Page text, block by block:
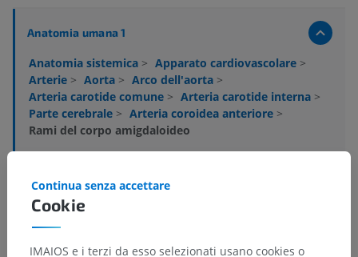
Anatomia umana 1
Anatomia sistemica > Apparato cardiovascolare >
Arterie > Aorta > Arco dell'aorta >
Arteria carotide comune > Arteria carotide interna >
Parte cerebrale > Arteria coroidea anteriore >
Rami del corpo amigdaloideo
soggiacenti per questa parte anatomica
Cookie
Continua senza accettare
IMAIOS e i terzi da esso selezionati usano cookies o